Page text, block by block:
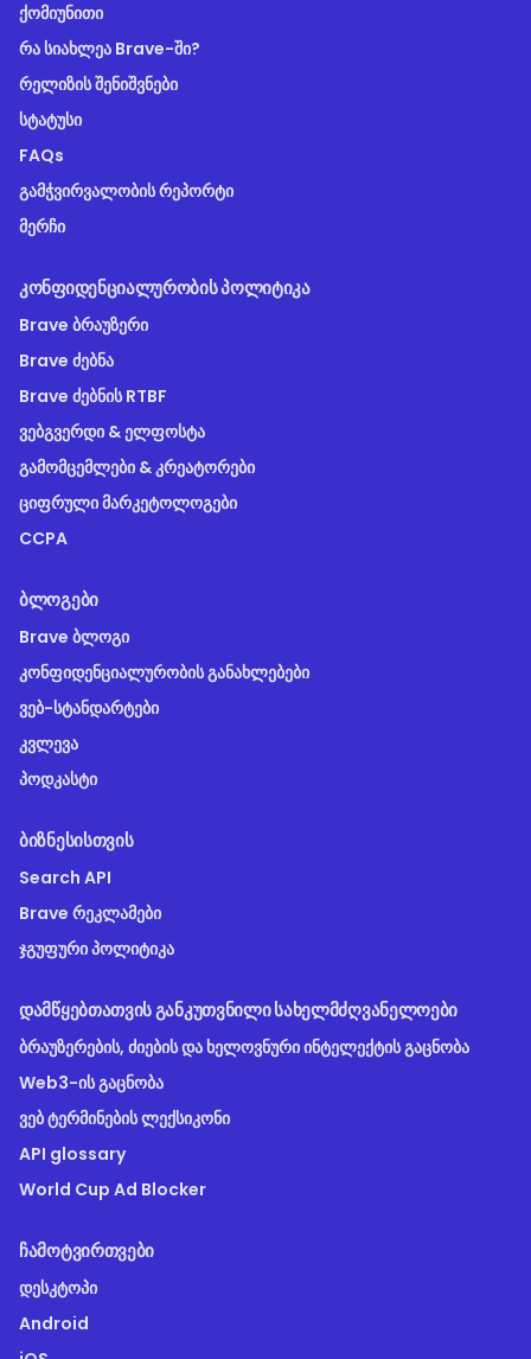
ქომიუნითი
რა სიახლეა Brave-ში?
რელიზის შენიშვნები
სტატუსი
FAQs
გამჭვირვალობის რეპორტი
მერჩი
ᲙᲝᲜᲤᲘᲓᲔᲜᲪᲘᲐᲚᲣᲠᲝᲑᲘᲡ ᲞᲝᲚᲘᲢᲘᲙᲐ
Brave ბრაუზერი
Brave ძებნა
Brave ძებნის RTBF
ვებგვერდი & ელფოსტა
გამომცემლები & კრეატორები
ციფრული მარკეტოლოგები
CCPA
ᲑᲚᲝᲒᲔᲑᲘ
Brave ბლოგი
კონფიდენციალურობის განახლებები
ვებ-სტანდარტები
კვლევა
პოდკასტი
ᲑᲘᲖᲜᲔᲡᲘᲡᲗᲕᲘᲡ
Search API
Brave რეკლამები
ჯგუფური პოლიტიკა
ᲓᲐᲛᲬᲧᲔᲑᲗᲐᲗᲕᲘᲡ ᲒᲐᲜᲙᲣᲗᲕᲜᲘᲚᲘ ᲡᲐᲮᲔᲚᲛᲫᲦᲕᲐᲜᲔᲚᲝᲔᲑᲘ
ბრაუზერების, ძიების და ხელოვნური ინტელექტის გაცნობა
Web3-ის გაცნობა
ვებ ტერმინების ლექსიკონი
API glossary
World Cup Ad Blocker
ᲩᲐᲛᲝᲢᲕᲘᲠᲗᲕᲔᲑᲘ
დესკტოპი
Android